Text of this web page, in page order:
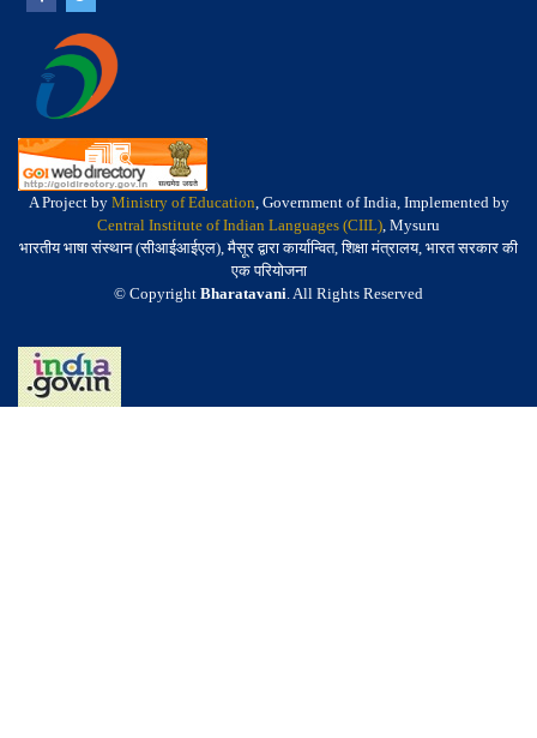
A Project by Ministry of Education, Government of India, Implemented by
Central Institute of Indian Languages (CIIL), Mysuru
भारतीय भाषा संस्थान (सीआईआईएल), मैसूर द्वारा कार्यान्वित, शिक्षा मंत्रालय, भारत सरकार की
एक परियोजना
© Copyright Bharatavani. All Rights Reserved